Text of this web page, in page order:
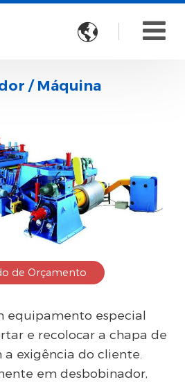

/ Máquina
de Orçamento
equipamento especial
e recolocar a chapa de
exigência do cliente.
em desbobinador,